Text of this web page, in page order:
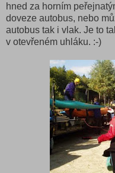
hned za horním
doveze autobus, nebo
autobus tak i vlak. Je to
v otevřeném uhláku. :-)